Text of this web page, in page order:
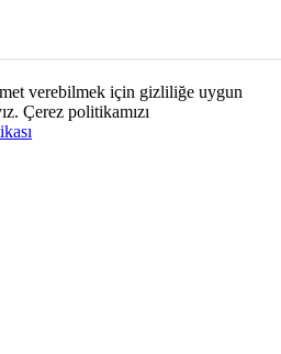
verebilmek için gizliliğe uygun
Çerez politikamızı